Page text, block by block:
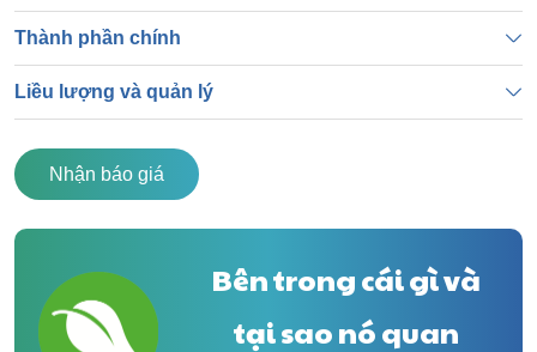
Thành phần chính
Liều lượng và quản lý
Nhận báo giá
Bên trong cái gì và
tại sao nó quan